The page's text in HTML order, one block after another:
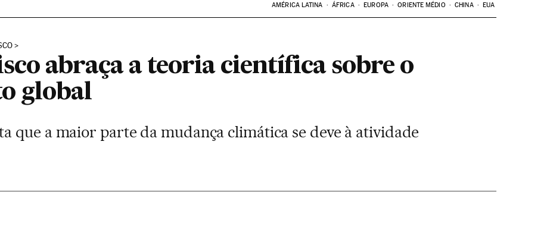
AMÉRICA LATINA ÁFRICA EUROPA ORIENTE MÉDIO CHINA EUA
abraça a teoria científica sobre o
global
que a maior parte da mudança climática se deve à atividade